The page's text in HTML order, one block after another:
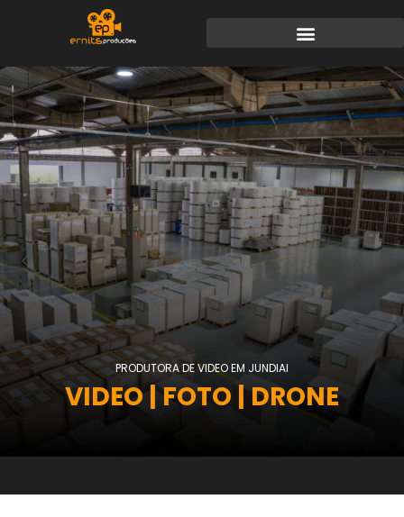
PRODUTORA DE VIDEO EM JUNDIAI
VIDEO| FOTO | DRONE